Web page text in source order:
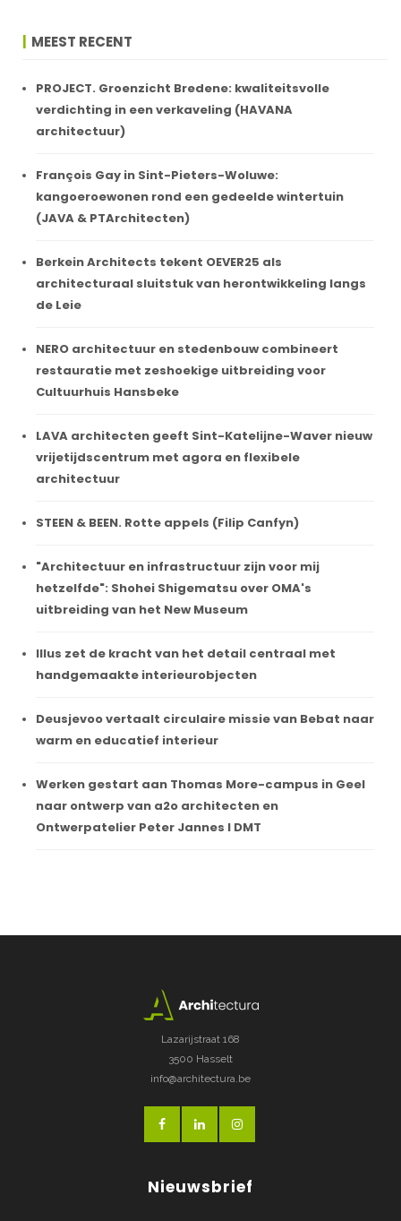
MEEST RECENT
PROJECT. Groenzicht Bredene: kwaliteitsvolle
verdichting in een verkaveling (HAVANA
architectuur)
François Gay in Sint-Pieters-Woluwe:
kangoeroewonen rond een gedeelde wintertuin
(JAVA & PTArchitecten)
Berkein Architects tekent OEVER25 als
architecturaal sluitstuk van herontwikkeling langs
de Leie
NERO architectuur en stedenbouw combineert
restauratie met zeshoekige uitbreiding voor
Cultuurhuis Hansbeke
LAVA architecten geeft Sint-Katelijne-Waver nieuw
vrijetijdscentrum met agora en flexibele
architectuur
STEEN & BEEN. Rotte appels (Filip Canfyn)
"Architectuur en infrastructuur zijn voor mij
hetzelfde": Shohei Shigematsu over OMA's
uitbreiding van het New Museum
Illus zet de kracht van het detail centraal met
handgemaakte interieurobjecten
Deusjevoo vertaalt circulaire missie van Bebat naar
warm en educatief interieur
Werken gestart aan Thomas More-campus in Geel
naar ontwerp van a2o architecten en
Ontwerpatelier Peter Jannes I DMT
Lazarijstraat 168
3500 Hasselt
info@architectura.be
Nieuwsbrief